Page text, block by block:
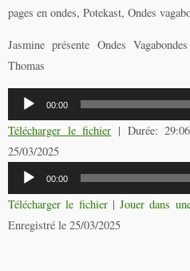
pages en ondes, Potekast, Ondes
Jasmine présente Ondes
Thomas
Lecteur
audio
00:00
Télécharger le fichier | Durée:
25/03/2025
Lecteur
audio
00:00
Télécharger le fichier| Jouer dans
Enregistré le 25/03/2025